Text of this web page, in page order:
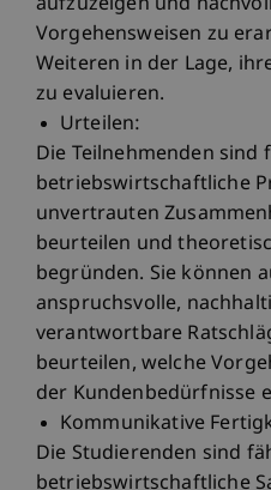
aufzuzeigen und
Vorgehensweisen zu
Weiteren in der Lage,
zu evaluieren.
Urteilen:
Die Teilnehmenden sind
betriebswirtschaftliche
unvertrauten
beurteilen und
begründen. Sie können
anspruchsvolle,
verantwortbare
beurteilen, welche
der Kundenbedürfnisse
Kommunikative
Die Studierenden sind
betriebswirtschaftliche